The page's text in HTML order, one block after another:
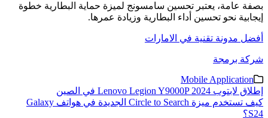
بصفة عامة، يعتبر تحسين سامسونج لميزة حماية البطارية خطوة
إيجابية نحو تحسين أداء البطارية وزيادة عمرها.
أفضل مدونة تقنية في الامارات
شركة برمجة
Mobile Application
تصفّح
المقالات
إطلاق لابتوب Lenovo Legion Y9000P 2024 في الصين
كيف تستخدم ميزة Circle to Search الجديدة في هواتف Galaxy
S24؟